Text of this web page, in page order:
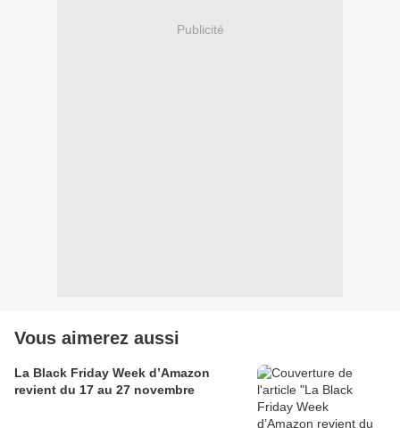
Publicité
Vous aimerez aussi
La Black Friday Week d’Amazon
revient du 17 au 27 novembre